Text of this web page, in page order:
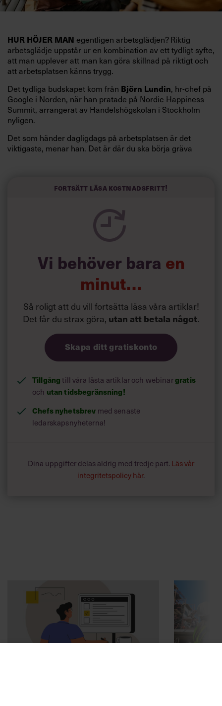
HUR HÖJER MAN egentligen arbetsglädjen? Riktig
arbetsglädje uppstår ur en kombination av ett tydligt syfte,
att man upplever att man kan göra skillnad på riktigt och
att arbetsplatsen känns trygg.
Det tydliga budskapet kom från Björn Lundin, hr-chef på
Google i Norden, när han pratade på Nordic Happiness
Summit, arrangerat av Handelshögskolan i Stockholm
nyligen.
Det som händer dagligdags på arbetsplatsen är det
viktigaste, menar han. Det är där du ska börja gräva
och höjt arbetsglädjen på Google:
Fortsätt läsa kostnadsfritt!
Vi behöver bara en
minut…
Så roligt att du vill fortsätta läsa våra artiklar!
Det får du strax göra, utan att betala något.
Skapa ditt gratiskonto
Tillgångtill våra låsta artiklar och webinargratis
och utan tidsbegränsning!
Chefs nyhetsbrev med senaste
ledarskapsnyheterna!
Dina uppgifter delas aldrig med tredje part. Läs vår
integritetspolicy här.
Annonssamarbete: Arbetsmiljö